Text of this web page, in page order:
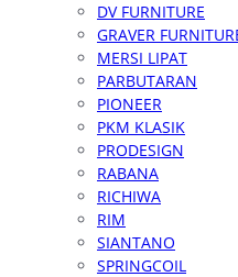
DV FURNITURE
GRAVER
MERSI LIPAT
PARBUTARAN
PIONEER
PKM KLASIK
PRODESIGN
RABANA
RICHIWA
RIM
SIANTANO
SPRINGCOIL